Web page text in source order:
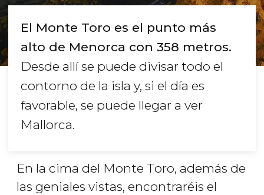
El Monte Toro es el punto más
alto de Menorca con 358 metros.
Desde allí se puede divisar todo el
contorno de la isla y, si el día es
favorable, se puede llegar a ver
Mallorca.
En la cima del Monte Toro, además de
las geniales vistas, encontraréis el